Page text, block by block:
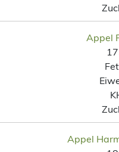
Appel
Appel